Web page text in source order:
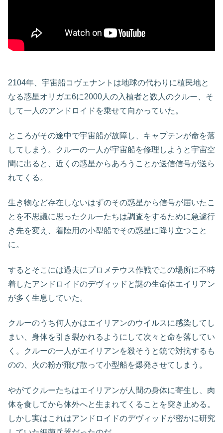
2104年、宇宙船コヴェナントは地球の代わりに植民地と
なる惑星オリガエ6に2000人の入植者と数人のクルー、そ
して一人のアンドロイドを乗せて向かっていた。
ところがその途中で宇宙船が故障し、キャプテンが命を落
してしまう。クルーの一人が宇宙船を修理しようと宇宙空
間に出ると、近くの惑星からあろうことか送信信号が送ら
れてくる。
生き物など存在しないはずのその惑星から信号が届いたこ
とを不思議に思ったクルーたちは調査をするために急遽行
き先を変え、着陸用の小型船でその惑星に降り立つこと
に。
するとそこには過去にプロメテウス作戦でこの場所に不時
着したアンドロイドのデヴィッドと謎の生命体エイリアン
が多く生息していた。
クルーのうち何人かはエイリアンのウイルスに感染してし
まい、身体を引き裂かれるようにして次々と命を落してい
く。クルーの一人がエイリアンを殺そうと銃で対抗するも
のの、火の粉が飛び散って小型船を爆発させてしまう。
やがてクルーたちはエイリアンが人間の身体に寄生し、肉
体を食してから体外へと生まれてくることを突き止める。
しかし実はこれはアンドロイドのデヴィッドが密かに研究